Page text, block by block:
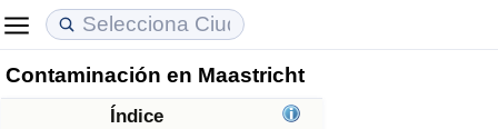
Contaminación en Maastricht
Índice
Coste de vida
Precios de las propiedades
Calidad de Vida